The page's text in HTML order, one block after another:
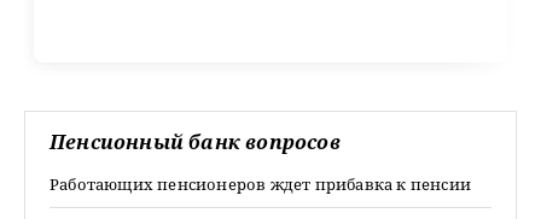
Пенсионный банк вопросов
Работающих пенсионеров ждет прибавка к пенсии